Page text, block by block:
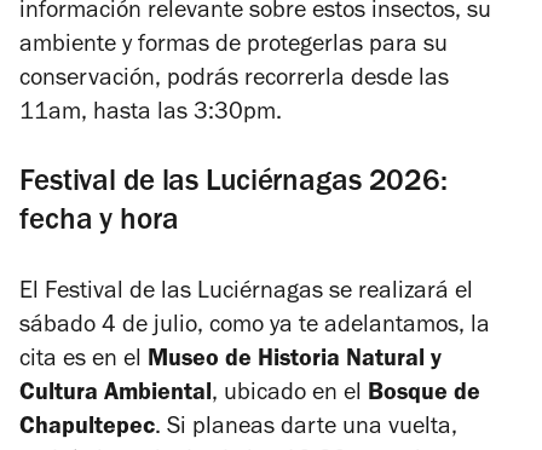
información relevante sobre estos insectos, su
ambiente y formas de protegerlas para su
conservación, podrás recorrerla desde las
11am, hasta las 3:30pm.
Festival de las Luciérnagas 2026:
fecha y hora
El Festival de las Luciérnagas se realizará el
sábado 4 de julio, como ya te adelantamos, la
cita es en el Museo de Historia Natural y
Cultura Ambiental, ubicado en el Bosque de
Chapultepec. Si planeas darte una vuelta,